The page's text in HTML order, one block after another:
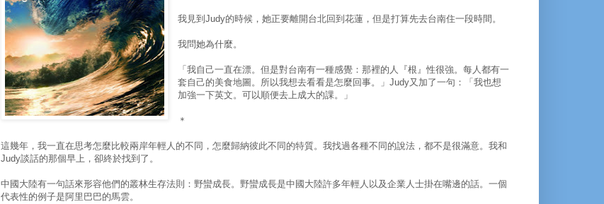
我見到Judy的時候，她正要離開台北回到花蓮，但是打算先去台南住一段時間。
我問她為什麼。
「我自己一直在漂。但是對台南有一種感覺：那裡的人『根』性很強。每人都有一
套自己的美食地圖。所以我想去看看是怎麼回事。」Judy又加了一句：「我也想
加強一下英文。可以順便去上成大的課。」
＊
這幾年，我一直在思考怎麼比較兩岸年輕人的不同，怎麼歸納彼此不同的特質。我找過各種不同的說法，都不是很滿意。我和
Judy談話的那個早上，卻終於找到了。
中國大陸有一句話來形容他們的叢林生存法則：野蠻成長。野蠻成長是中國大陸許多年輕人以及企業人士掛在嘴邊的話。一個
代表性的例子是阿里巴巴的馬雲。